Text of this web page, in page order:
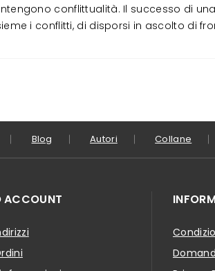
conflittualità. Il successo di
i conflitti, di disporsi in ascolto di
Blog Autori Collane
ACCOUNT